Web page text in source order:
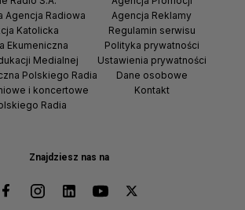
Znajdziesz nas na
Agencja Radiowa
Katolicka
Ekumeniczna
Medialnej
Polskiego Radia
i koncertowe
Radia
Agencja Reklamy
Regulamin serwisu
Polityka prywatności
Ustawienia prywatności
Dane osobowe
Kontakt